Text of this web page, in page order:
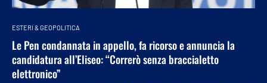
ESTERI & GEOPOLITICA
Le Pen condannata in appello, fa ricorso e annuncia la
candidatura all’Eliseo: “Correrò senza braccialetto
elettronico”